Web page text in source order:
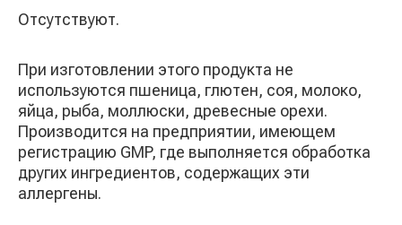
Отсутствуют.
При изготовлении этого продукта не
используются пшеница, глютен, соя, молоко,
яйца, рыба, моллюски, древесные орехи.
Производится на предприятии, имеющем
регистрацию GMP, где выполняется обработка
других ингредиентов, содержащих эти
аллергены.